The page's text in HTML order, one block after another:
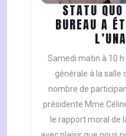
STATU
BUREAU A
Samedi matin à 10 h
générale à la salle
nombre de
présidente Mme
le rapport moral de